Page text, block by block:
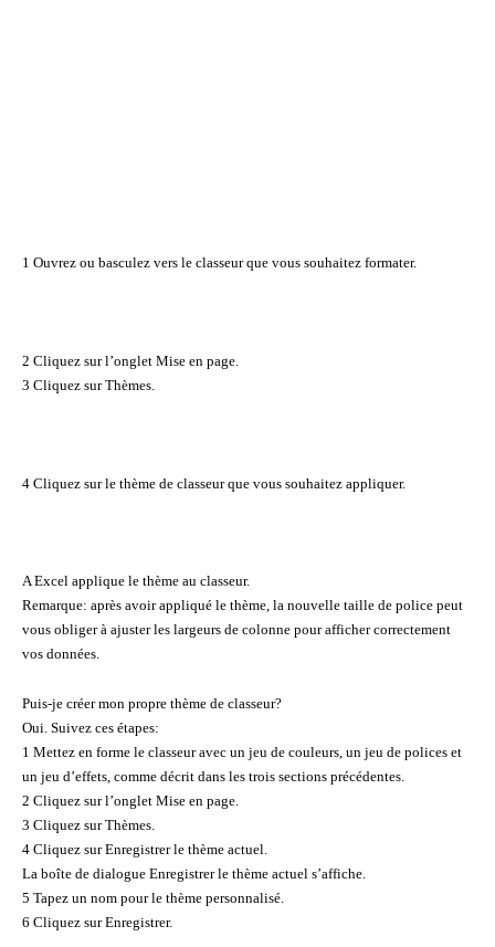
1 Ouvrez ou basculez vers le classeur que vous souhaitez formater.
2 Cliquez sur l’onglet Mise en page.
3 Cliquez sur Thèmes.
4 Cliquez sur le thème de classeur que vous souhaitez appliquer.
A Excel applique le thème au classeur.
Remarque: après avoir appliqué le thème, la nouvelle taille de police peut
vous obliger à ajuster les largeurs de colonne pour afficher correctement
vos données.
Puis-je créer mon propre thème de classeur?
Oui. Suivez ces étapes:
1 Mettez en forme le classeur avec un jeu de couleurs, un jeu de polices et
un jeu d’effets, comme décrit dans les trois sections précédentes.
2 Cliquez sur l’onglet Mise en page.
3 Cliquez sur Thèmes.
4 Cliquez sur Enregistrer le thème actuel.
La boîte de dialogue Enregistrer le thème actuel s’affiche.
5 Tapez un nom pour le thème personnalisé.
6 Cliquez sur Enregistrer.